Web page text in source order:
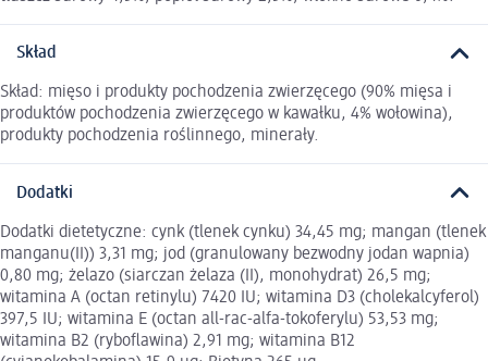
Skład
Skład: mięso i produkty pochodzenia zwierzęcego (90% mięsa i
produktów pochodzenia zwierzęcego w kawałku, 4% wołowina),
produkty pochodzenia roślinnego, minerały.
Dodatki
Dodatki dietetyczne: cynk (tlenek cynku) 34,45 mg; mangan (tlenek
manganu(II)) 3,31 mg; jod (granulowany bezwodny jodan wapnia)
0,80 mg; żelazo (siarczan żelaza (II), monohydrat) 26,5 mg;
witamina A (octan retinylu) 7420 IU; witamina D3 (cholekalcyferol)
397,5 IU; witamina E (octan all-rac-alfa-tokoferylu) 53,53 mg;
witamina B2 (ryboflawina) 2,91 mg; witamina B12